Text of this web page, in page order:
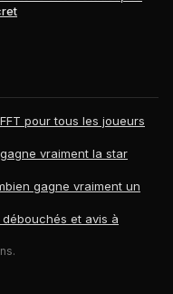
pour tous les joueurs
vraiment la star
gagne vraiment un
et avis à